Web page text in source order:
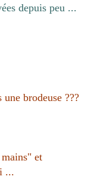
depuis peu ...
brodeuse ???
et
...